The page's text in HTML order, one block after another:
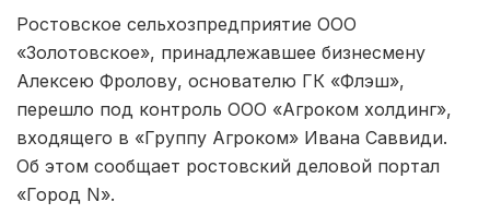
Ростовское сельхозпредприятие ООО
«Золотовское», принадлежавшее бизнесмену
Алексею Фролову, основателю ГК «Флэш»,
перешло под контроль ООО «Агроком холдинг»,
входящего в «Группу Агроком» Ивана Саввиди.
Об этом сообщает ростовский деловой портал
«Город N».